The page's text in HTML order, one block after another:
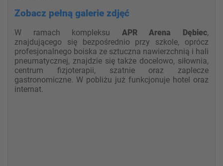
Zobacz pełną galerie zdjęć
W ramach kompleksu APR Arena Dębiec,
znajdującego się bezpośrednio przy szkole, oprócz
profesjonalnego boiska ze sztuczna nawierzchnią i hali
pneumatycznej, znajdzie się także docelowo, siłownia,
centrum fizjoterapii, szatnie oraz zaplecze
gastronomiczne. W pobliżu już funkcjonuje hotel oraz
internat.